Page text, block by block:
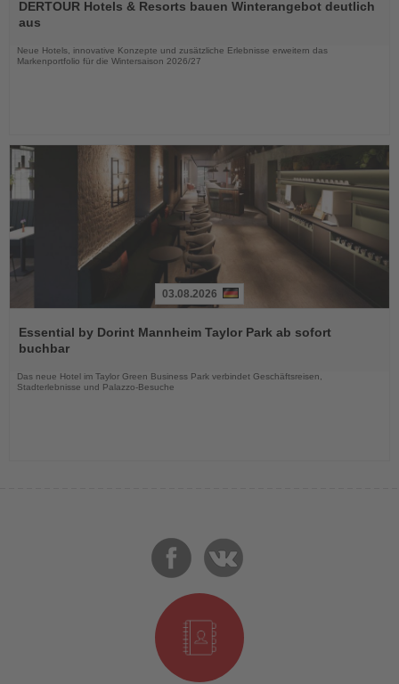
Sie
die
DERTOUR Hotels & Resorts bauen Winterangebot deutlich
aus
Neue Hotels, innovative Konzepte und zusätzliche Erlebnisse erweitern das
Markenportfolio für die Wintersaison 2026/27
Sie
die
03.08.2026
Essential by Dorint Mannheim Taylor Park ab sofort
buchbar
Das neue Hotel im Taylor Green Business Park verbindet Geschäftsreisen,
Stadterlebnisse und Palazzo-Besuche